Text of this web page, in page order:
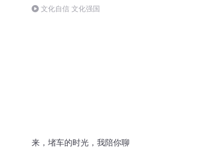
文化自信 文化强国
来，堵车的时光，我陪你聊